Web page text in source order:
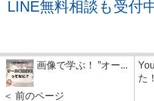
LINE無料相談も受付
画像で学ぶ！ ”オー...
＜ 前のページ
た！